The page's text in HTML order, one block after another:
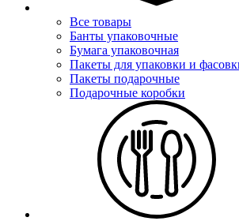
Все товары
Банты упаковочные
Бумага упаковочная
Пакеты для упаковки и
Пакеты подарочные
Подарочные коробки